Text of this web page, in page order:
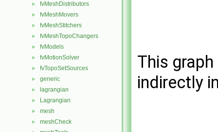
► fvMeshDistributors
► fvMeshMovers
► fvMeshStitchers
► fvMeshTopoChangers
► fvModels
► fvMotionSolver
► fvTopoSetSources
► generic
► lagrangian
► Lagrangian
► mesh
► meshCheck
This
indirectly